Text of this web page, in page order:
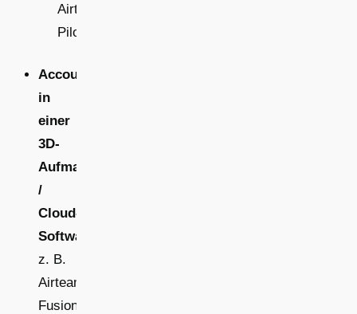
Airteam-
Piloten)
Account
in
einer
3D-
Aufmaß-
/
Cloud-
Software
z. B.
Airteam
Fusion